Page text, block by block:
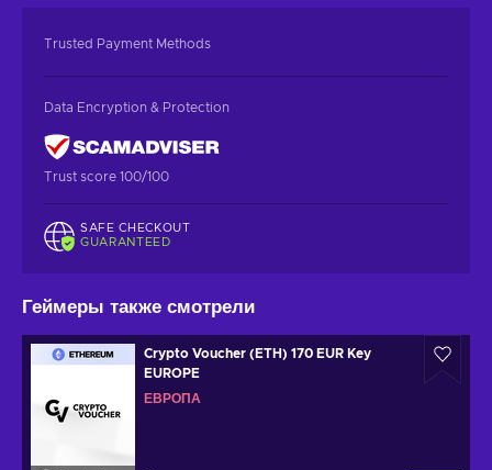
Trusted Payment Methods
Data Encryption & Protection
Trust score 100/100
SAFE CHECKOUT
GUARANTEED
Геймеры также смотрели
Crypto Voucher (ETH) 170 EUR Key
EUROPE
ЕВРОПА